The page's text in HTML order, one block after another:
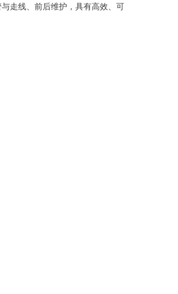
走线、前后维护，具有高效、可